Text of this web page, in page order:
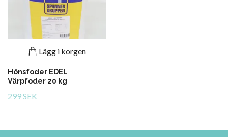
Lägg i korgen
Hönsfoder EDEL
Värpfoder 20 kg
299 SEK